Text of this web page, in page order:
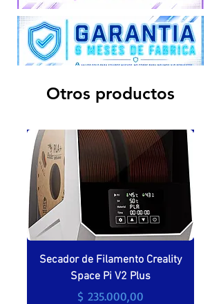
Otros productos
Secador de Filamento Creality
Space Pi V2 Plus
Precio
$ 235.000,00